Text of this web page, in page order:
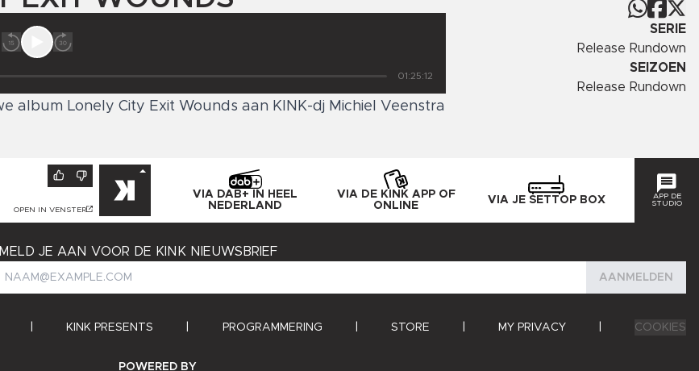
01:25:12
album Lonely City Exit Wounds aan KINK-dj Michiel Veenstra
SERIE
Release Rundown
SEIZOEN
Release Rundown
OPEN IN VENSTER
VIA DAB+ IN HEEL
NEDERLAND
VIA DE KINK APP OF
ONLINE
VIA JE SETTOP BOX
APP DE
STUDIO
MELD JE AAN VOOR DE KINK NIEUWSBRIEF
AANMELDEN
KINK PRESENTS PROGRAMMERING STORE MY PRIVACY COOKIES
POWERED BYANGRY BYTES